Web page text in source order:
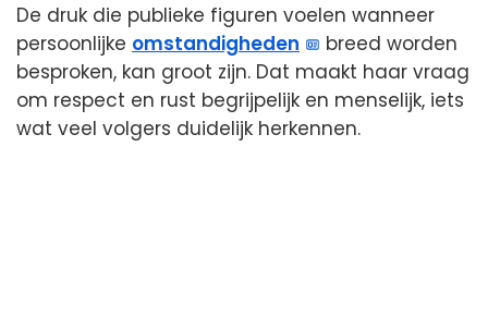
De druk die publieke figuren voelen wanneer
persoonlijke omstandigheden
breed worden
besproken, kan groot zijn. Dat maakt haar vraag
om respect en rust begrijpelijk en menselijk, iets
wat veel volgers duidelijk herkennen.